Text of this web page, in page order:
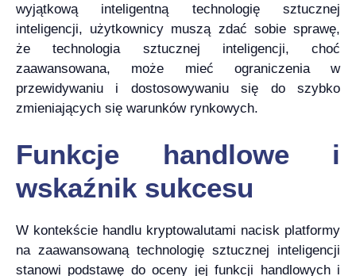
wyjątkową inteligentną technologię sztucznej
inteligencji, użytkownicy muszą zdać sobie sprawę,
że technologia sztucznej inteligencji, choć
zaawansowana, może mieć ograniczenia w
przewidywaniu i dostosowywaniu się do szybko
zmieniających się warunków rynkowych.
Funkcje handlowe i
wskaźnik sukcesu
W kontekście handlu kryptowalutami nacisk platformy
na zaawansowaną technologię sztucznej inteligencji
stanowi podstawę do oceny jej funkcji handlowych i